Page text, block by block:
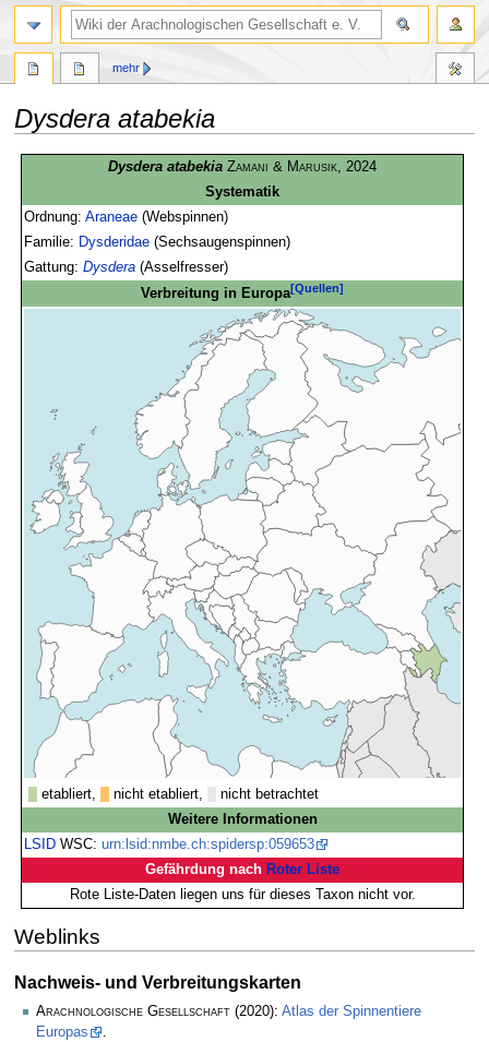
Dysdera atabekia
springen
springen
Dysdera atabekia Zamani & Marusik , 2024
Systematik
Ordnung:Araneae (Webspinnen)
Familie: Dysderidae (Sechsaugenspinnen)
Gattung:Dysdera (Asselfresser)
Verbreitung in Europa[Quellen]
etabliert, nicht etabliert,
nicht betrachtet
Weitere Informationen
LSID WSC:urn:lsid:nmbe.ch:spidersp:059653
Gefährdung nach Roter Liste
Rote Liste-Daten liegen uns für dieses Taxon nicht vor.
Weblinks
Nachweis- und Verbreitungskarten
Arachnologische Gesellschaft (2020): Atlas der Spinnentiere
Europas
.
mehr